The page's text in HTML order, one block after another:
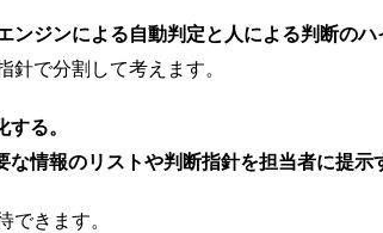
ンジンによる自動判定と人による判断のハ
で分割して考えます。
る。
情報のリストや判断指針を担当者に提示
きます。